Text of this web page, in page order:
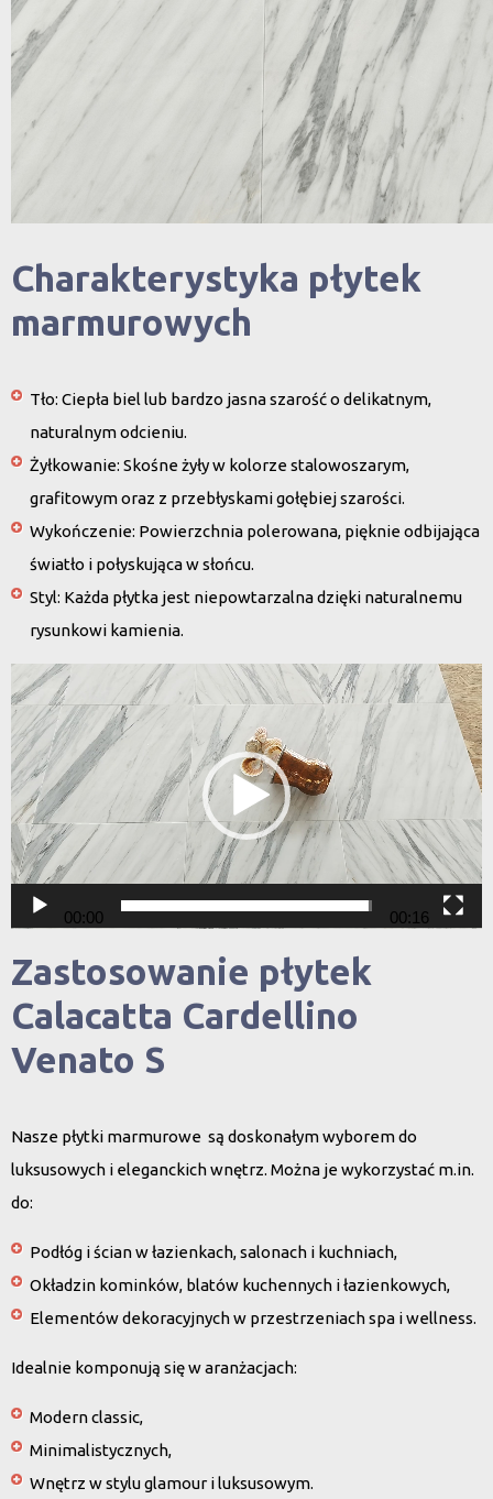
Charakterystyka płytek
marmurowych
Tło: Ciepła biel lub bardzo jasna szarość o delikatnym,
naturalnym odcieniu.
Żyłkowanie: Skośne żyły w kolorze stalowoszarym,
grafitowym oraz z przebłyskami gołębiej szarości.
Wykończenie: Powierzchnia polerowana, pięknie odbijająca
światło i połyskująca w słońcu.
Styl: Każda płytka jest niepowtarzalna dzięki naturalnemu
rysunkowi kamienia.
Odtwarzacz
video
00:00 00:16
Zastosowanie płytek
Calacatta Cardellino
Venato S
Nasze płytki marmurowe są doskonałym wyborem do
luksusowych i eleganckich wnętrz. Można je wykorzystać m.in.
do:
Podłóg i ścian w łazienkach, salonach i kuchniach,
Okładzin kominków, blatów kuchennych i łazienkowych,
Elementów dekoracyjnych w przestrzeniach spa i wellness.
Idealnie komponują się w aranżacjach:
Modern classic,
Minimalistycznych,
Wnętrz w stylu glamour i luksusowym.